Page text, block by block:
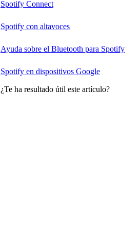
Spotify Connect
Spotify con altavoces
Ayuda sobre el Bluetooth para Spotify
Spotify en dispositivos Google
¿Te ha resultado útil este artículo?